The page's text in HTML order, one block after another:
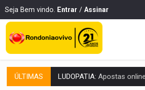
Seja Bem vindo. Entrar / Assinar
ÚLTIMAS REFLORESTAMENTO: Plantar